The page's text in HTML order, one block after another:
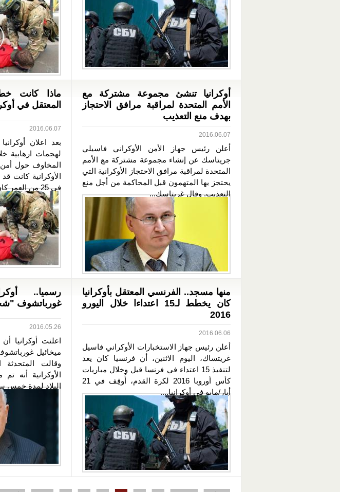
أوكرانيا تنشئ مجموعة مشتركة مع
الأمم المتحدة لمراقبة مرافق الاحتجاز
بهدف منع التعذيب
2016.06.07
أعلن رئيس جهاز الأمن الأوكراني فاسيلي
جريتاسك عن إنشاء مجموعة مشتركة مع الأمم
المتحدة لمراقبة مرافق الاحتجاز الأوكرانية التي
يحتجز بها المتهمون قبل المحاكمة من أجل منع
التعذيب. وقال غريتاسك...
ماذا كانت
المعتقل في
2016.06.07
بعد اعلان
المخاوف حول أمن
الأوكرانية
في 25 من العمر كان يخطط لارتكاب...
منها مسجد.. الفرنسي المعتقل بأوكرانيا
كان يخطط لـ15 اعتداءا خلال اليورو
2016
2016.06.06
أعلن رئيس جهاز الاستخبارات الأوكراني فاسيل
غريتساك، اليوم الاثنين، أن فرنسيا كان يعد
لتنفيذ 15 اعتداء في فرنسا قبل وخلال مباريات
كأس أوروبا 2016 لكرة القدم، أُوقِف في 21
أيار/مايو في أوكرانيا....
رسميا..
غورباتشوف
2016.05.26
اعلنت أوكرانيا
ميخائيل
وقالت المتحدثة
الأوكرانية أنه
البلاد لمدة